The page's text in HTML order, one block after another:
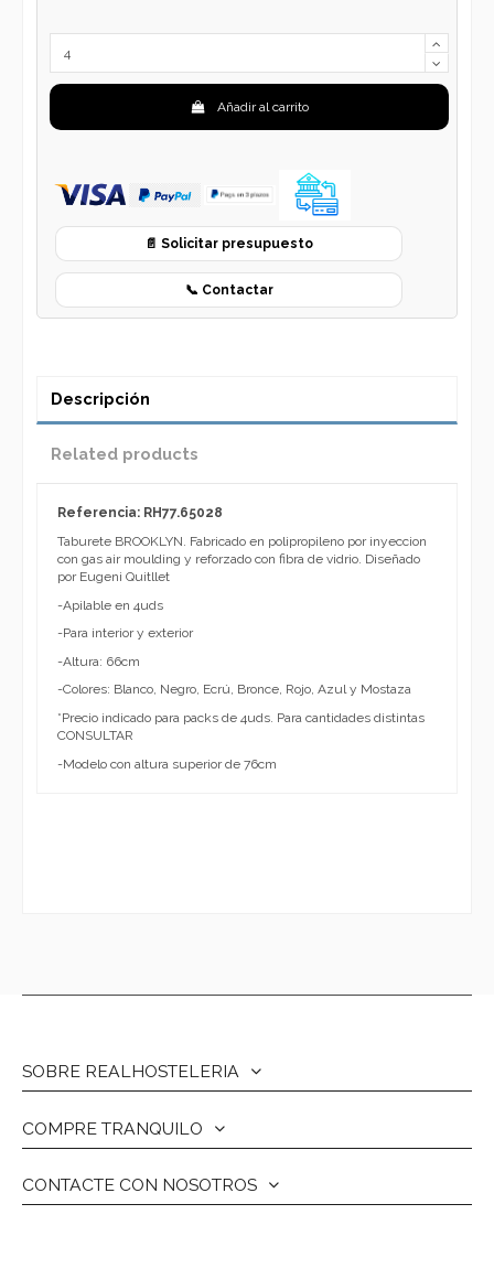
Añadir al carrito
📄 Solicitar presupuesto
📞 Contactar
Descripción
Related products
Referencia: RH77.65028
Taburete BROOKLYN. Fabricado en polipropileno por inyeccion
con gas air moulding y reforzado con fibra de vidrio. Diseñado
por Eugeni Quitllet
-Apilable en 4uds
-Para interior y exterior
-Altura: 66cm
-Colores: Blanco, Negro, Ecrú, Bronce, Rojo, Azul y Mostaza
*Precio indicado para packs de 4uds. Para cantidades distintas
CONSULTAR
-Modelo con altura superior de 76cm
SOBRE REALHOSTELERIA
COMPRE TRANQUILO
CONTACTE CON NOSOTROS